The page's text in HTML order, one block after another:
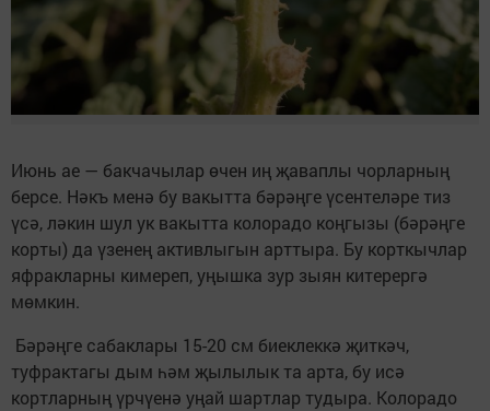
Июнь ае — бакчачылар өчен иң җаваплы чорларның
берсе. Нәкъ менә бу вакытта бәрәңге үсентеләре тиз
үсә, ләкин шул ук вакытта колорадо коңгызы (бәрәңге
корты) да үзенең активлыгын арттыра. Бу корткычлар
яфракларны кимереп, уңышка зур зыян китерергә
мөмкин.
Бәрәңге сабаклары 15-20 см биеклеккә җиткәч,
туфрактагы дым һәм җылылык та арта, бу исә
кортларның үрчүенә уңай шартлар тудыра. Колорадо